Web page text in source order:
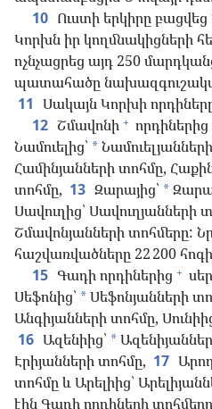
10 Ուստի երկիրը բացվեց
Կորխն իր կողմնակիցների
ոչնչացրեց այդ 250
պատահածը
11 Սակայն Կորխի
12 Շմավոնի +
Նամուելից՝ *
Համինյանների տոհմը,
տոհմը, 13 Զարայից՝ *
Սավուղից՝ Սավուղյանների
Շմավոնյանների տոհմերը:
հաշվառվածները 22 200
15 Գադի որդիներից +
Սեֆոնից՝ *Սեֆոնյանների
Անգիյանների տոհմը,
16 Ազենիից՝ *
Էրիյանների տոհմը, 17
տոհմը և Արելիից՝
էին Գադի որդիների